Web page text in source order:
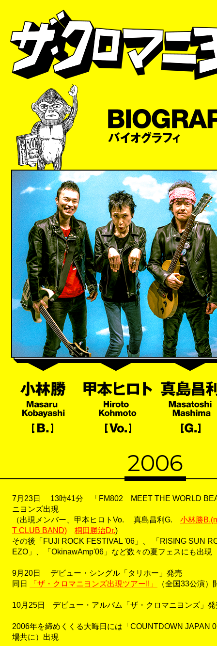
2006
7月23日 13時41分 「FM802 MEET THE WORLD
ニヨンズ出現
（出現メンバー、甲本ヒロトVo. 真島昌利G. 小林勝
T CLUB BAND)
桐田勝治Dr.)
その後「FUJI ROCK FESTIVAL '06」、 「RISING SUN
EZO」、「OkinawAmp'06」など数々の夏フェスにも出現
9月20日 デビュー・シングル「タリホー」発売
同日
「ザ・クロマニヨンズ出現ツアー!!」 （全国33公演）
10月25日 デビュー・アルバム「ザ・クロマニヨンズ」発
2006年を締めくくる大晦日には「COUNTDOWN JAPAN
場共に）出現